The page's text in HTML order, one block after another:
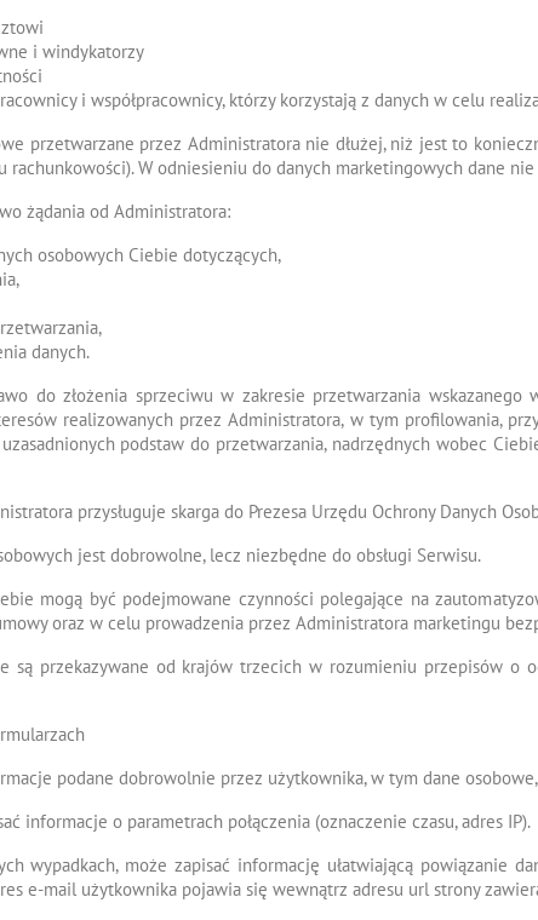
i windykatorzy
i współpracownicy, którzy korzystają z danych w celu
przetwarzane przez Administratora nie dłużej, niż jest to
rachunkowości). W odniesieniu do danych marketingowych dane
żądania od Administratora:
osobowych Ciebie dotyczących,
danych.
do złożenia sprzeciwu w zakresie przetwarzania
realizowanych przez Administratora, w tym profilowania,
podstaw do przetwarzania, nadrzędnych wobec
przysługuje skarga do Prezesa Urzędu Ochrony Danych
jest dobrowolne, lecz niezbędne do obsługi Serwisu.
mogą być podejmowane czynności polegające na
oraz w celu prowadzenia przez Administratora marketingu
są przekazywane od krajów trzecich w rozumieniu przepisów o
podane dobrowolnie przez użytkownika, w tym dane
informacje o parametrach połączenia (oznaczenie czasu, adres IP).
wypadkach, może zapisać informację ułatwiającą powiązanie
e-mail użytkownika pojawia się wewnątrz adresu url strony